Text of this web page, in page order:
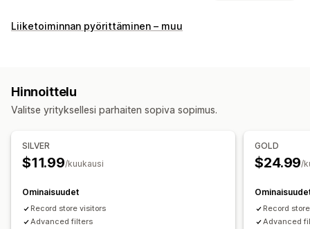
Asiakkaiden käyttäytyminen
Kuvalliset materiaalit ja raportit
Liiketoiminnan pyörittäminen – muu
Hinnoittelu
Valitse yrityksellesi parhaiten sopiva sopimus.
SILVER
$11.99/kuukausi
Ominaisuudet
Record store visitors
Advanced filters
GOLD
$24.99/
Record
Advanced